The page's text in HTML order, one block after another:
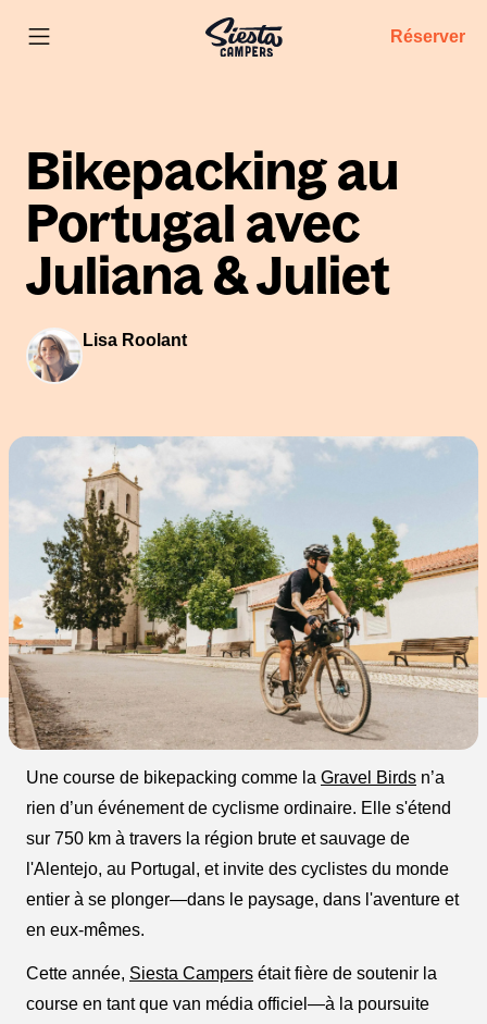
Réserver
Bikepacking au
Portugal avec
Juliana & Juliet
Lisa Roolant
Une course de bikepacking comme la Gravel Birds n’a
rien d’un événement de cyclisme ordinaire. Elle s'étend
sur 750 km à travers la région brute et sauvage de
l'Alentejo, au Portugal, et invite des cyclistes du monde
entier à se plonger—dans le paysage, dans l'aventure et
en eux-mêmes.
Cette année, Siesta Campers était fière de soutenir la
course en tant que van média officiel—à la poursuite